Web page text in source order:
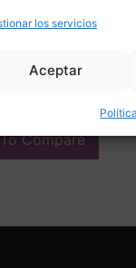
los servicios
Aceptar
diadema, símil
– España
Compare